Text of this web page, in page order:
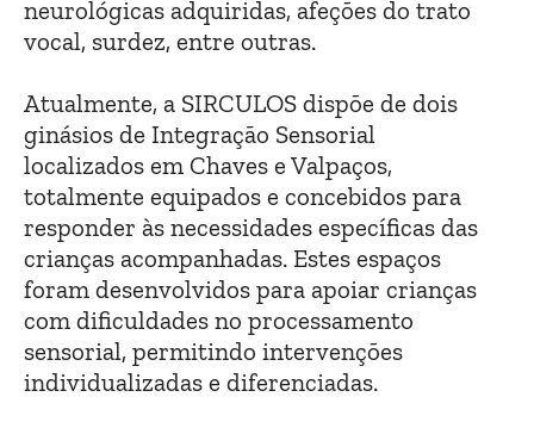
neurológicas adquiridas, afeções do trato
vocal, surdez, entre outras.
Atualmente, a SIRCULOS dispõe de dois
ginásios de Integração Sensorial
localizados em Chaves e Valpaços,
totalmente equipados e concebidos para
responder às necessidades específicas das
crianças acompanhadas. Estes espaços
foram desenvolvidos para apoiar crianças
com dificuldades no processamento
sensorial, permitindo intervenções
individualizadas e diferenciadas.